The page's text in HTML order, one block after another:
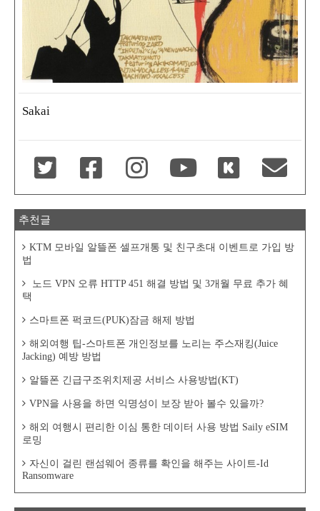
Sakai
추천글
KTM 모바일 알뜰폰 셀프개통 및 친구초대 이벤트로 가입 방
법
노드 VPN 오류 HTTP 451 해결 방법 및 3개월 무료 추가 혜
택
스마트폰 퍽코드(PUK)잠금 해제 방법
해외여행 팁-스마트폰 개인정보를 노리는 주스재킹(Juice
Jacking) 예방 방법
알뜰폰 긴급구조위치제공 서비스 사용방법(KT)
VPN을 사용을 하면 익명성이 보장 받아 볼수 있을까?
해외 여행시 편리한 이심 통한 데이터 사용 방법 Saily eSIM
로밍
자신이 걸린 랜섬웨어 종류를 확인을 해주는 사이트-Id
Ransomware